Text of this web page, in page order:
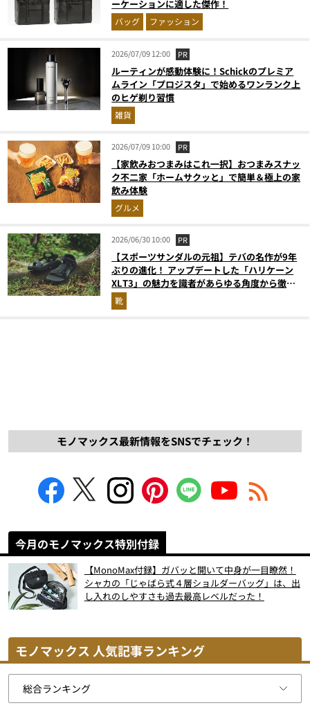
ーケーションに適した傑作！
バッグ ファッション
2026/07/09 12:00 PR
ルーティンが感動体験に！Schickのプレミア
ムライン「プロジスタ」で始めるワンランク上
のヒゲ剃り習慣
雑貨
2026/07/09 10:00 PR
【家飲みおつまみはこれ一択】おつまみスナッ
ク不二家「ホームサクッと」で簡単＆極上の家
飲み体験
グルメ
2026/06/30 10:00 PR
【スポーツサンダルの元祖】テバの名作が9年
ぶりの進化！ アップデートした「ハリケーン
XLT3」の魅力を識者があらゆる角度から徹底
解説！
靴
モノマックス最新情報をSNSでチェック！
今月のモノマックス特別付録
【MonoMax付録】ガバッと開いて中身が一目瞭然！
シャカの「じゃばら式４層ショルダーバッグ」は、出
し入れのしやすさも過去最高レベルだった！
モノマックス 人気記事ランキング